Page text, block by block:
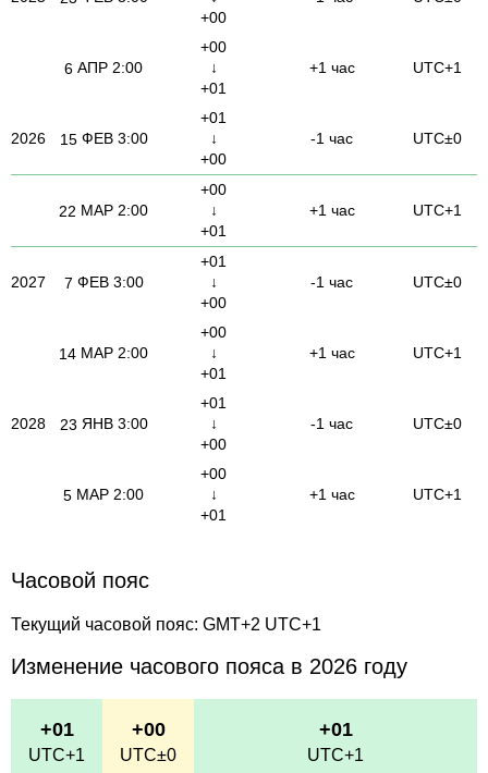
+00
6 АПР 2:00
+00
↓
+01
+1 час UTC+1
2026 15ФЕВ 3:00
+01
↓
+00
-1 час UTC±0
22 МАР 2:00
+00
↓
+01
+1 час UTC+1
2027 7 ФЕВ 3:00
+01
↓
+00
-1 час UTC±0
14 МАР 2:00
+00
↓
+01
+1 час UTC+1
2028 23 ЯНВ 3:00
+01
↓
+00
-1 час UTC±0
5 МАР 2:00
+00
↓
+01
+1 час UTC+1
Часовой пояс
Текущий часовой пояс: GMT+2 UTC+1
Изменение часового пояса в 2026 году
+01
UTC+1
+00
UTC±0
+01
UTC+1